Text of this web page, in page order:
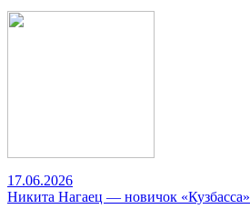
17.06.2026
Никита Нагаец — новичок «Кузбасса»